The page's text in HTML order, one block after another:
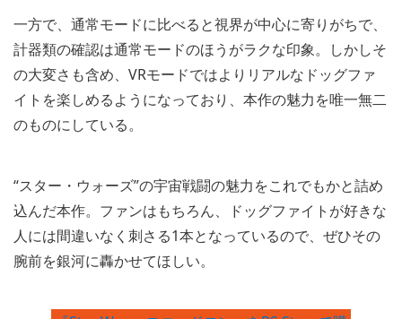
一方で、通常モードに比べると視界が中心に寄りがちで、
計器類の確認は通常モードのほうがラクな印象。しかしそ
の大変さも含め、VRモードではよりリアルなドッグファ
イトを楽しめるようになっており、本作の魅力を唯一無二
のものにしている。
“スター・ウォーズ”の宇宙戦闘の魅力をこれでもかと詰め
込んだ本作。ファンはもちろん、ドッグファイトが好きな
人には間違いなく刺さる1本となっているので、ぜひその
腕前を銀河に轟かせてほしい。